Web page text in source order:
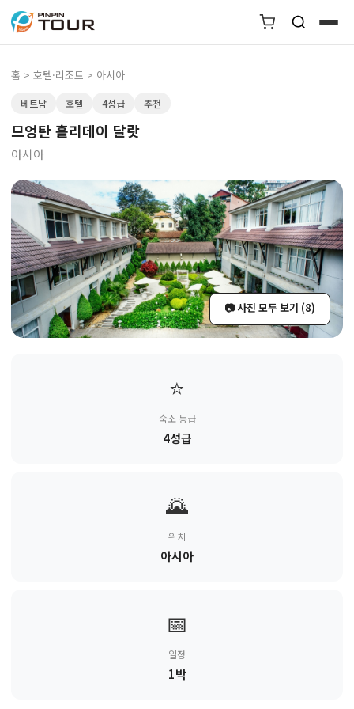
홈 > 호텔·리조트 > 아시아
베트남 호텔 4성급 추천
므엉탄 홀리데이 달랏
아시아
📷 사진 모두 보기 (8)
⭐
숙소 등급
4성급
🌄
위치
아시아
📅
일정
1박